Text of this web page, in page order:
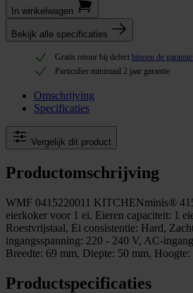
In winkel­wagen
Bekijk alle specificaties
Gratis retour bij defect binnen de
Particulier minimaal 2 jaar garantie
Omschrijving
Specificaties
Vergelijk dit product
Productomschrijving
WMF 0415220011 KITCHENminis®
eierkoker voor 1 ei. Eieren capaciteit: 1
Roestvrijstaal, Ei consistentie: Hard,
ingangsspanning: 220 - 240 V, AC-
Breedte: 69 mm, Diepte: 50 mm, Hoogte:
Productspecificaties